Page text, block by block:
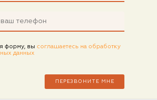
форму, вы соглашаетесь на обработку
данных